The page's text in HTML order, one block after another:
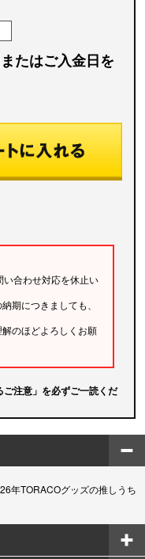
たはご入金日を
合わせ対応を休止い
期につきましても、
のほどよろしくお願
ご注意」を必ずご一読くだ
年TORACOグッズの推しうち